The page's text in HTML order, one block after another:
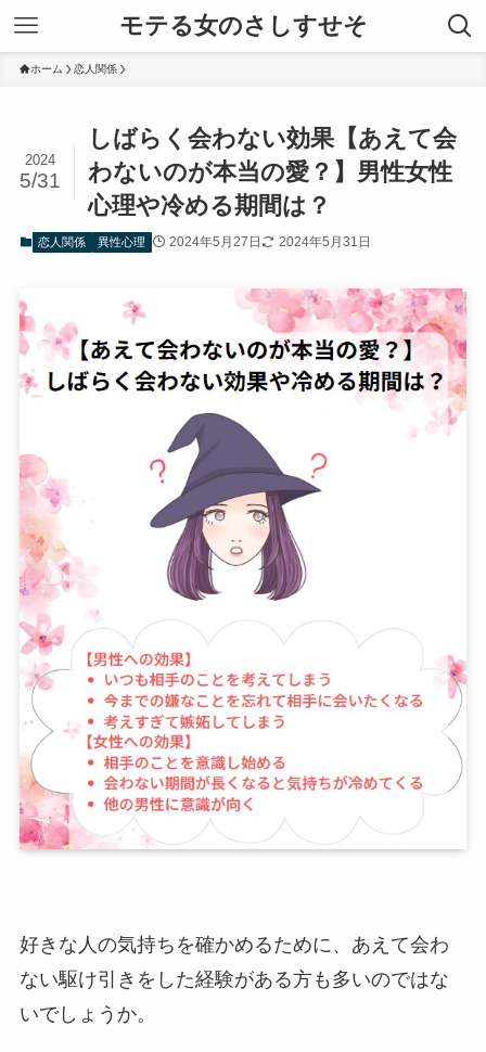
モテる女のさしすせそ
ホーム 恋人関係
しばらく会わない効果【あえて会
わないのが本当の愛？】男性女性
心理や冷める期間は？
2024
5/31
恋人関係 異性心理 2024年5月27日 2024年5月31日
好きな人の気持ちを確かめるために、あえて会わ
ない駆け引きをした経験がある方も多いのではな
いでしょうか。